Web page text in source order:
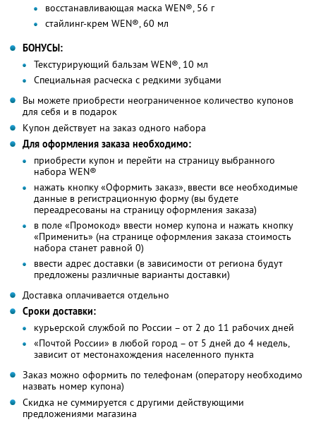
восстанавливающая маска WEN®, 56 г
стайлинг-крем WEN®, 60 мл
БОНУСЫ:
Текстурирующий бальзам WEN®, 10 мл
Специальная расческа с редкими зубцами
Вы можете приобрести неограниченное количество купонов
для себя и в подарок
Купон действует на заказ одного набора
Для оформления заказа необходимо:
приобрести купон и перейти на страницу выбранного
набора WEN®
нажать кнопку «Оформить заказ», ввести все необходимые
данные в регистрационную форму (вы будете
переадресованы на страницу оформления заказа)
в поле «Промокод» ввести номер купона и нажать кнопку
«Применить» (на странице оформления заказа стоимость
набора станет равной 0)
ввести адрес доставки (в зависимости от региона будут
предложены различные варианты доставки)
Доставка оплачивается отдельно
Сроки доставки:
курьерской службой по России – от 2 до 11 рабочих дней
«Почтой России» в любой город – от 5 дней до 4 недель,
зависит от местонахождения населенного пункта
Заказ можно оформить по телефонам (оператору необходимо
назвать номер купона)
Скидка не суммируется с другими действующими
предложениями магазина